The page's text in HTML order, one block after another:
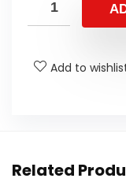
Add to
Related